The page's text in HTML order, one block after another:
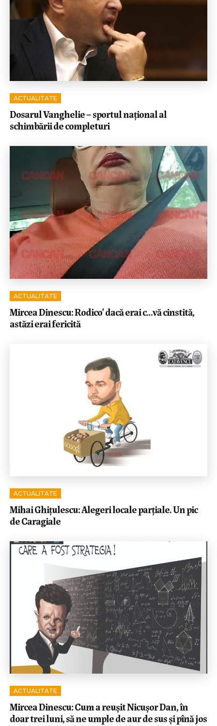
ACTUALITATE
Dosarul Vanghelie – sportul național al
schimbării de completuri
ACTUALITATE
Mircea Dinescu: Rodico’ dacă erai c…vă cinstită,
astăzi erai fericită
ACTUALITATE
Mihai Ghițulescu: Alegeri locale parțiale. Un pic
de Caragiale
ACTUALITATE
Mircea Dinescu: Cum a reușit Nicușor Dan, în
doar trei luni, să ne umple de aur de sus și pînă jos